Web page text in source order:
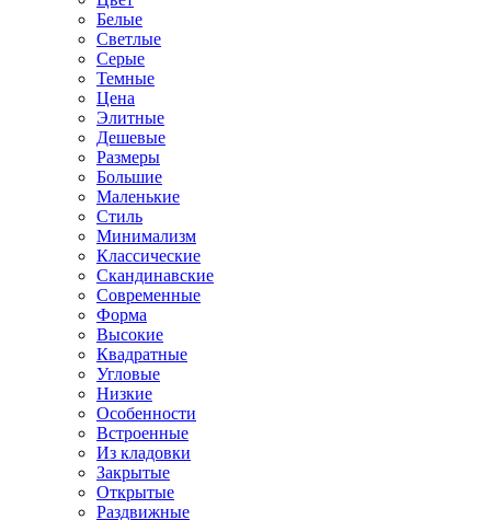
Белые
Светлые
Серые
Темные
Цена
Элитные
Дешевые
Размеры
Большие
Маленькие
Стиль
Минимализм
Классические
Скандинавские
Современные
Форма
Высокие
Квадратные
Угловые
Низкие
Особенности
Встроенные
Из кладовки
Закрытые
Открытые
Раздвижные